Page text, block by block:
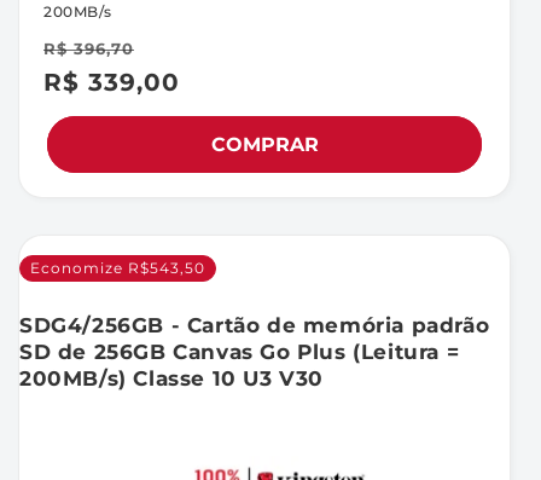
Preço
promocional
R$ 339,00
Preço
normal
R$ 396,70
200MB/s
COMPRAR
Economize R$543,50
SDG4/256GB - Cartão de memória padrão
SD de 256GB Canvas Go Plus (Leitura =
200MB/s) Classe 10 U3 V30